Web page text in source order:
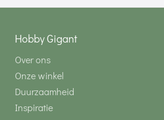
Hobby Gigant
Over ons
Onze winkel
Duurzaamheid
Inspiratie